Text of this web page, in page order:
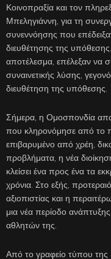
Κοινοπραξία και τον
Μπεληγιάννη, για τη
συνεννόησης που
διευθέτησης της
αποτέλεσμα, επέλεξαν να
συναινετικής λύσης,
διευθέτηση της υπόθεσης.
Σήμερα, η Ομοσπονδία
που κληρονόμησε από το
επιβαρυμένο από χρέη,
προβλήματα, η νέα
κλείσει ένα προς ένα τα
χρόνια. Στο εξής,
αξιοπιστίας και η
μια νέα περίοδο
αθλητών της.
Από το γραφείο τύπου